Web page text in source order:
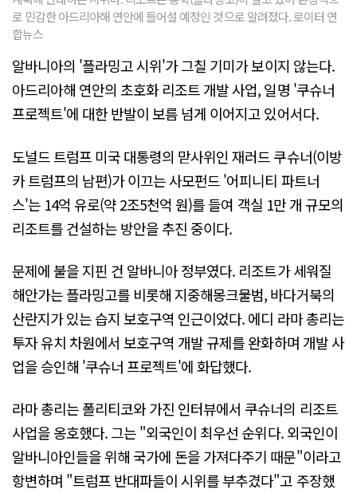
로 민감한 아드리아해 연안에 들어설 예정인 것으로 알려졌다. 로이터 연
합뉴스
알바니아의 '플라밍고 시위'가 그칠 기미가 보이지 않는다.
아드리아해 연안의 초호화 리조트 개발 사업, 일명 '쿠슈너
프로젝트'에 대한 반발이 보름 넘게 이어지고 있어서다.
도널드 트럼프 미국 대통령의 맏사위인 재러드 쿠슈너(이방
카 트럼프의 남편)가 이끄는 사모펀드 '어피니티 파트너
스'는 14억 유로(약 2조5천억 원)를 들여 객실 1만 개 규모의
리조트를 건설하는 방안을 추진 중이다.
문제에 불을 지핀 건 알바니아 정부였다. 리조트가 세워질
해안가는 플라밍고를 비롯해 지중해몽크물범, 바다거북의
산란지가 있는 습지 보호구역 인근이었다. 에디 라마 총리는
투자 유치 차원에서 보호구역 개발 규제를 완화하며 개발 사
업을 승인해 '쿠슈너 프로젝트'에 화답했다.
라마 총리는 폴리티코와 가진 인터뷰에서 쿠슈너의 리조트
사업을 옹호했다. 그는 "외국인이 최우선 순위다. 외국인이
알바니아인들을 위해 국가에 돈을 가져다주기 때문"이라고
항변하며 "트럼프 반대파들이 시위를 부추겼다"고 주장했